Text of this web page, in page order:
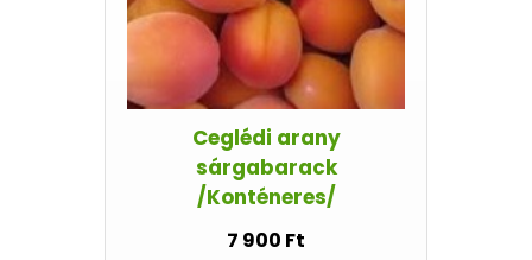
Ceglédi arany
sárgabarack
/Konténeres/
7 900 Ft